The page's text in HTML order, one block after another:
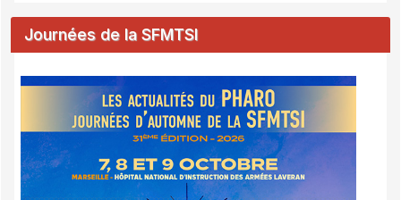
Journées de la SFMTSI